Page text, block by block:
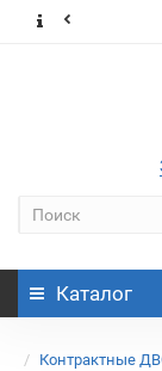
Каталог
Контрактные